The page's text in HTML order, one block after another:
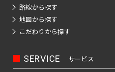
路線から探す
地図から探す
こだわりから探す
SERVICE サービス